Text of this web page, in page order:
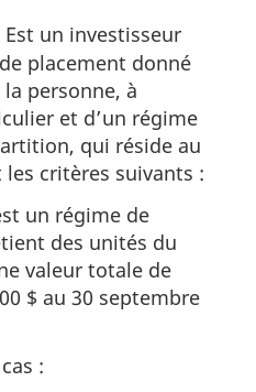
Est un investisseur
placement donné
personne, à
et d’un régime
qui réside au
critères suivants :
un régime de
des unités du
valeur totale de
$ au 30 septembre
: